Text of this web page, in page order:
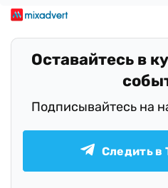
Оставайтесь в
Подписывайтесь на
Следить в